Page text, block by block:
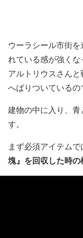
ウーラシール市街
れている感が強くな
アルトリウスさん
へばりついているの
建物の中に入り、
す。
まず必須アイテムで
塊』を回収した時の